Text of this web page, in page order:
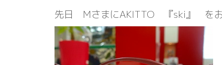
先日 MさまにAKITTO 『ski』 をお